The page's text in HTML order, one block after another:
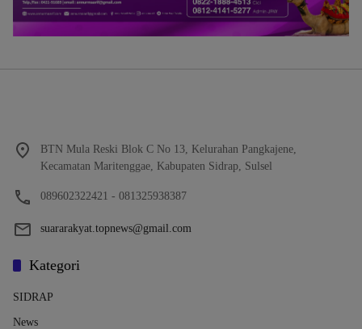
BTN Mula Reski Blok C No 13, Kelurahan Pangkajene,
Kecamatan Maritenggae, Kabupaten Sidrap, Sulsel
089602322421 - 081325938387
suararakyat.topnews@gmail.com
Kategori
SIDRAP
News